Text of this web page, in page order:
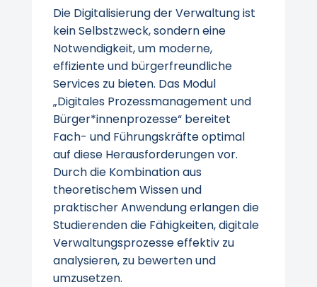
Die Digitalisierung der Verwaltung ist
kein Selbstzweck, sondern eine
Notwendigkeit, um moderne,
effiziente und bürgerfreundliche
Services zu bieten. Das Modul
„Digitales Prozessmanagement und
Bürger*innenprozesse“ bereitet
Fach- und Führungskräfte optimal
auf diese Herausforderungen vor.
Durch die Kombination aus
theoretischem Wissen und
praktischer Anwendung erlangen die
Studierenden die Fähigkeiten, digitale
Verwaltungsprozesse effektiv zu
analysieren, zu bewerten und
umzusetzen.